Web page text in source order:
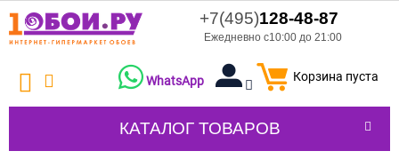
+7(495)128-48-87
Ежедневно с10:00 до 21:00
Корзина пуста
WhatsApp
КАТАЛОГ ТОВАРОВ